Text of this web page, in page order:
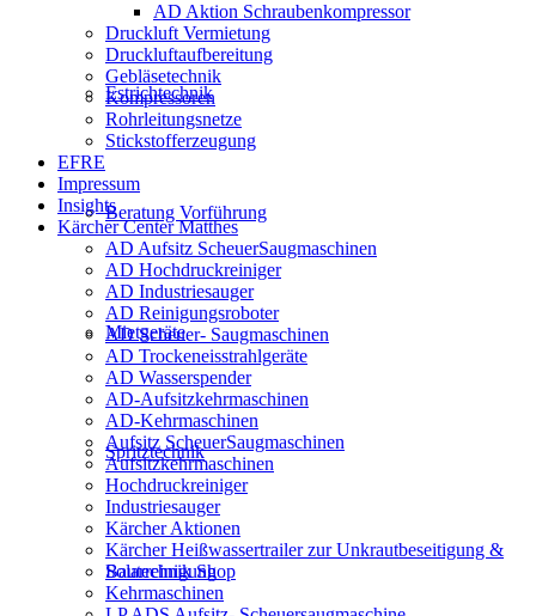
Estrichtechnik
Beratung Vorführung
Mietgeräte
Spritztechnik
Bautechnik Shop
AD Aktion Schraubenkompressor
Druckluft Vermietung
Druckluftaufbereitung
Gebläsetechnik
Kompressoren
Rohrleitungsnetze
Stickstofferzeugung
EFRE
Impressum
Insights
Kärcher Center Matthes
AD Aufsitz ScheuerSaugmaschinen
AD Hochdruckreiniger
AD Industriesauger
AD Reinigungsroboter
AD Scheuer- Saugmaschinen
AD Trockeneisstrahlgeräte
AD Wasserspender
AD-Aufsitzkehrmaschinen
AD-Kehrmaschinen
Aufsitz ScheuerSaugmaschinen
Aufsitzkehrmaschinen
Hochdruckreiniger
Industriesauger
Kärcher Aktionen
Kärcher Heißwassertrailer zur Unkrautbeseitigung &
Solarreinigung
Kehrmaschinen